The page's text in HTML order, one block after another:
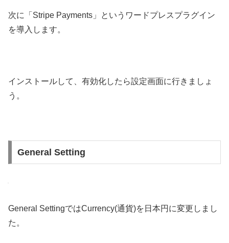
次に「Stripe Payments」というワードプレスプラグイン
を導入します。
インストールして、有効化したら設定画面に行きましょ
う。
General Setting
General SettingではCurrency(通貨)を日本円に変更しまし
た。